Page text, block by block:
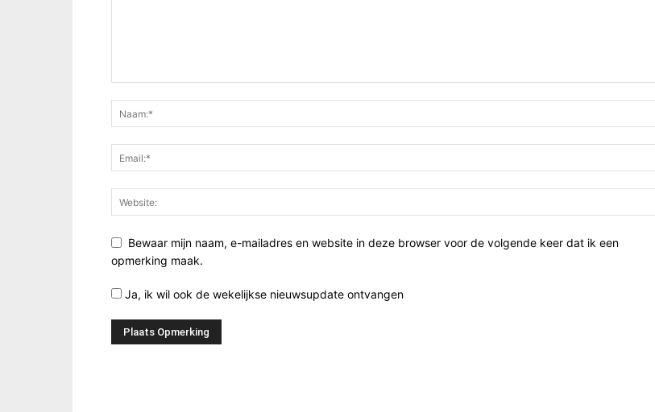
Bewaar mijn naam, e-mailadres en website in deze browser voor de volgende keer dat ik een
opmerking maak.
Ja, ik wil ook de wekelijkse nieuwsupdate ontvangen